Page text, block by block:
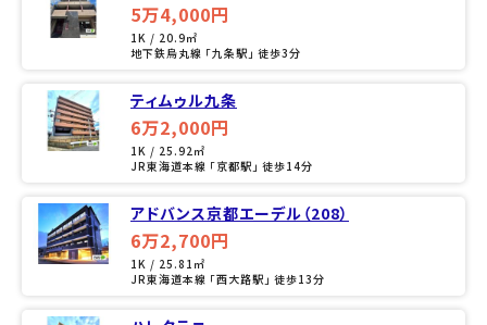
5万4,000円
1K / 20.9㎡
地下鉄烏丸線 「九条駅」 徒歩3分
ティムゥル九条
6万2,000円
1K / 25.92㎡
JR東海道本線 「京都駅」 徒歩14分
アドバンス京都エーデル（208）
6万2,700円
1K / 25.81㎡
JR東海道本線 「西大路駅」 徒歩13分